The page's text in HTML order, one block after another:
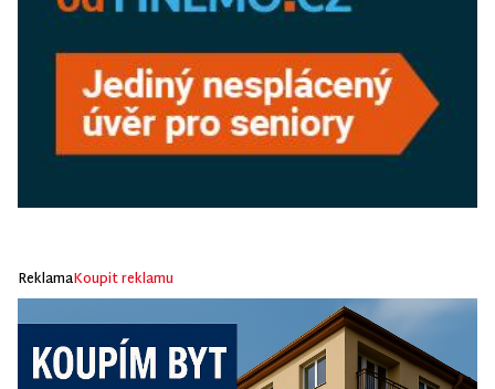
ReklamaKoupit reklamu